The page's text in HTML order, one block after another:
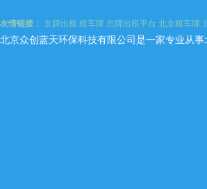
友情链接： 京牌出租 租车牌 京牌出租平台 北京租车牌
北京众创蓝天环保科技有限公司是一家专业从